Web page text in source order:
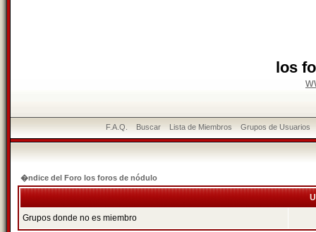
los
F.A.Q. Buscar Lista de Miembros Grupos de Usuarios
�ndice del Foro los foros de nódulo
Grupos donde no es miembro